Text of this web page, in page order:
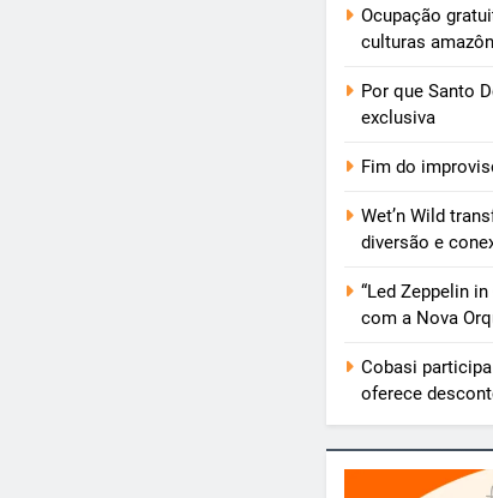
Ocupação
culturas
Por que Santo
exclusiva
Fim do
Wet’n Wild
diversão e
“Led Zeppelin
com a Nova
Cobasi
oferece